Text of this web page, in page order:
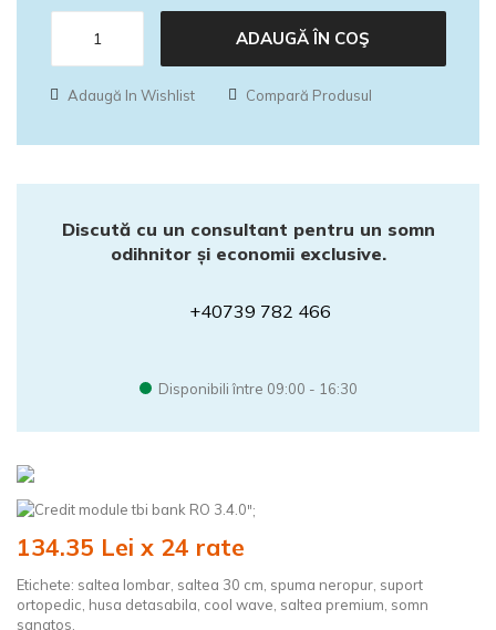
ADAUGĂ ÎN COŞ
Adaugă In Wishlist Compară Produsul
Discută cu un consultant pentru un somn
odihnitor și economii exclusive.
+40739 782 466
Disponibili între 09:00 - 16:30
";
134.35 Lei x 24 rate
Etichete: saltea lombar saltea 30 cm spuma neropur suport
ortopedic husa detasabila cool wave saltea premium somn
sanatos.